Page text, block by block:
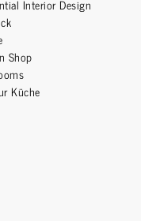
Interior Design
Shop
Küche